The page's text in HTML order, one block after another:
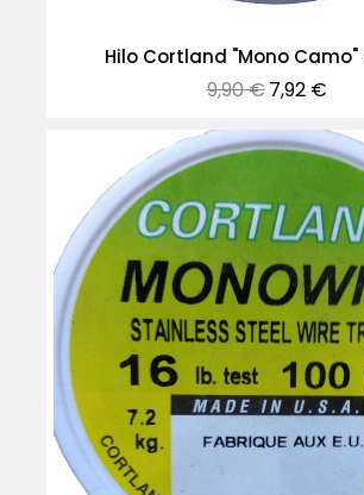
Hilo Cortland "Mono Camo"
Precio
normal
9,90 €Precio
7,92 €